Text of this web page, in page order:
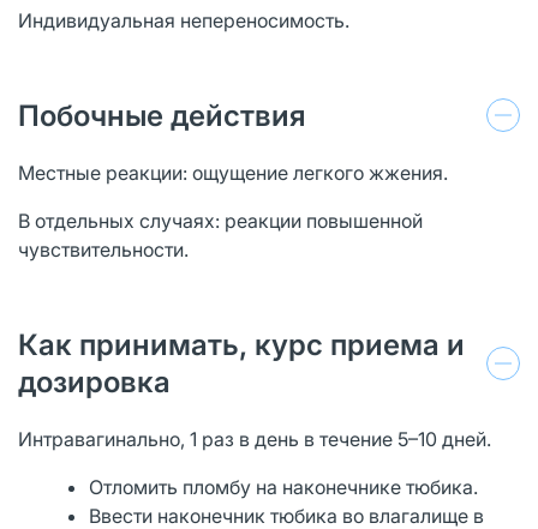
Индивидуальная непереносимость.
Побочные действия
Местные реакции: ощущение легкого жжения.
В отдельных случаях: реакции повышенной
чувствительности.
Как принимать, курс приема и
дозировка
Интравагинально, 1 раз в день в течение 5–10 дней.
Отломить пломбу на наконечнике тюбика.
Ввести наконечник тюбика во влагалище в